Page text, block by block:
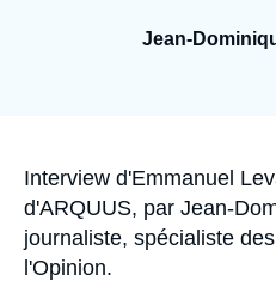
Événements
Nous
L'Ifri en bref
Jean-
Accroche
Interview d'Emmanuel
d'ARQUUS, par Jean-
journaliste, spécialiste
l'Opinion.